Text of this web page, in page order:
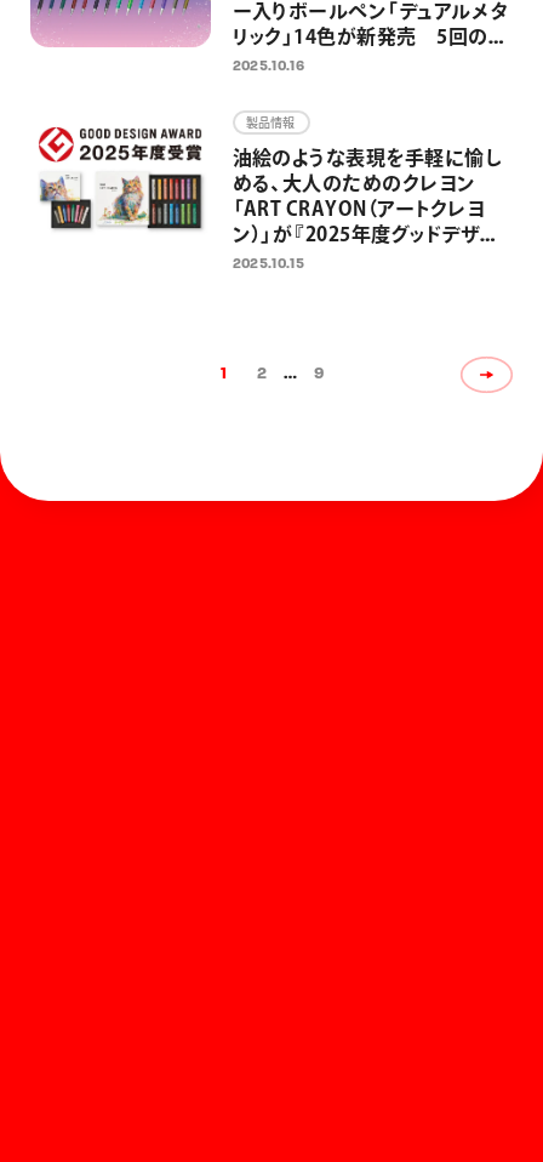
ー入りボールペン「デュアルメタ
リック」14色が新発売 5回の限
定発売を経て、待望の定番化 ノ
グリッターインキが華やかに彩
る
2025.10.16
製品情報
油絵のような表現を手軽に愉し
める、大人のためのクレヨン
「ART CRAYON（アートクレヨ
ン）」が『2025年度グッドデザイ
ン賞』を受賞
2025.10.15
1 2 … 9